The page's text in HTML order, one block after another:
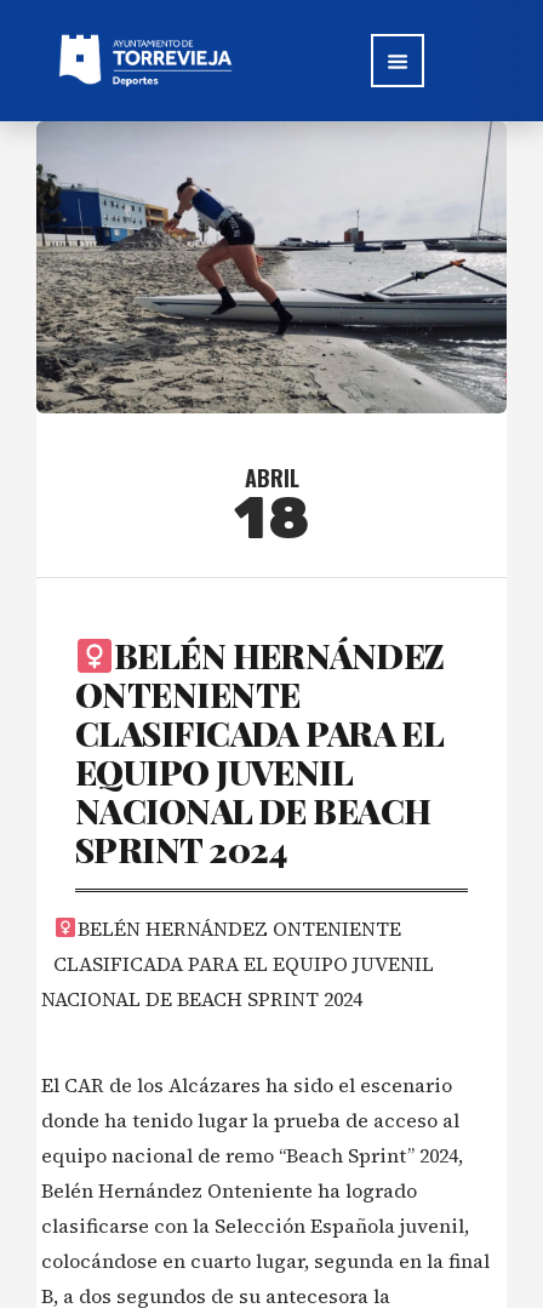
ABRIL
18
BELÉN HERNÁNDEZ
ONTENIENTE
CLASIFICADA PARA EL
EQUIPO JUVENIL
NACIONAL DE BEACH
SPRINT 2024
BELÉN HERNÁNDEZ ONTENIENTE
CLASIFICADA PARA EL EQUIPO JUVENIL
NACIONAL DE BEACH SPRINT 2024
El CAR de los Alcázares ha sido el escenario
donde ha tenido lugar la prueba de acceso al
equipo nacional de remo “Beach Sprint” 2024,
Belén Hernández Onteniente ha logrado
clasificarse con la Selección Española juvenil,
colocándose en cuarto lugar, segunda en la final
B, a dos segundos de su antecesora la